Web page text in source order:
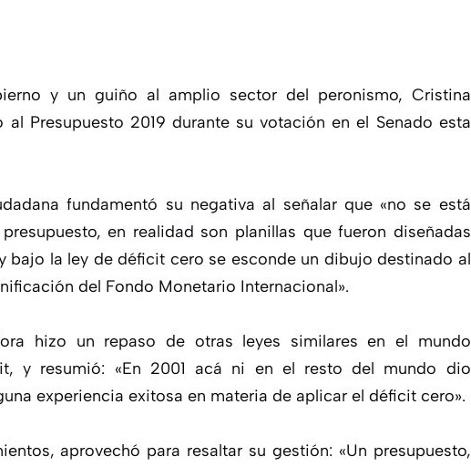
y un guiño al amplio sector del peronismo, Cristina
al Presupuesto 2019 durante su votación en el Senado esta
fundamentó su negativa al señalar que «no se está
en realidad son planillas que fueron diseñadas
bajo la ley de déficit cero se esconde un dibujo destinado al
del Fondo Monetario Internacional».
hizo un repaso de otras leyes similares en el mundo
y resumió: «En 2001 acá ni en el resto del mundo dio
experiencia exitosa en materia de aplicar el déficit cero».
aprovechó para resaltar su gestión: «Un presupuesto,